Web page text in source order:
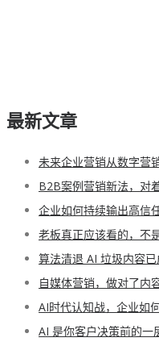
最新文章
未来企业营销从数字营
B2B案例营销新法，对
企业如何持续输出高信
老板真正应该看的，不
算法清退 AI 垃圾内容
自媒体营销，做对了内
AI时代认知战，企业如
AI 是你客户决策前的一